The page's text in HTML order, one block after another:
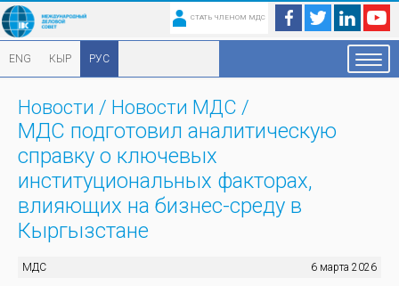
СТАТЬ ЧЛЕНОМ МДС
ENG КЫР РУС
Новости / Новости МДС /
МДС подготовил аналитическую
справку о ключевых
институциональных факторах,
влияющих на бизнес-среду в
Кыргызстане
МДС 6 марта 2026